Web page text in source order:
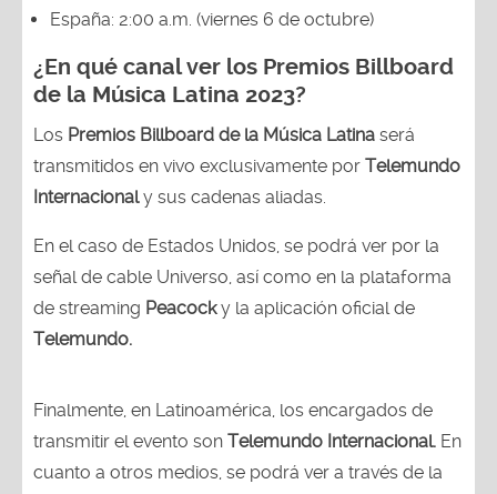
España: 2:00 a.m. (viernes 6 de octubre)
¿En qué canal ver los Premios Billboard
de la Música Latina 2023?
Los Premios Billboard de la Música Latina será
transmitidos en vivo exclusivamente por Telemundo
Internacionaly sus cadenas aliadas.
En el caso de Estados Unidos, se podrá ver por la
señal de cable Universo, así como en la plataforma
de streaming Peacocky la aplicación oficial de
Telemundo.
Finalmente, en Latinoamérica, los encargados de
transmitir el evento son Telemundo Internacional. En
cuanto a otros medios, se podrá ver a través de la